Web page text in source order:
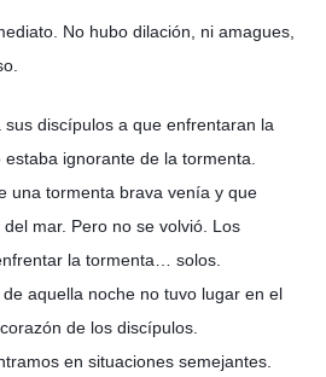
No hubo dilación, ni amagues,
discípulos a que enfrentaran la
ignorante de la tormenta.
una tormenta brava venía y que
mar. Pero no se volvió. Los
la tormenta… solos.
aquella noche no tuvo lugar en el
de los discípulos.
en situaciones semejantes.